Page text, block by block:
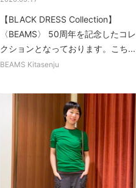
【BLACK DRESS Collection】
〈BEAMS〉 50周年を記念したコレ
クションとなっております。こち...
BEAMS Kitasenju